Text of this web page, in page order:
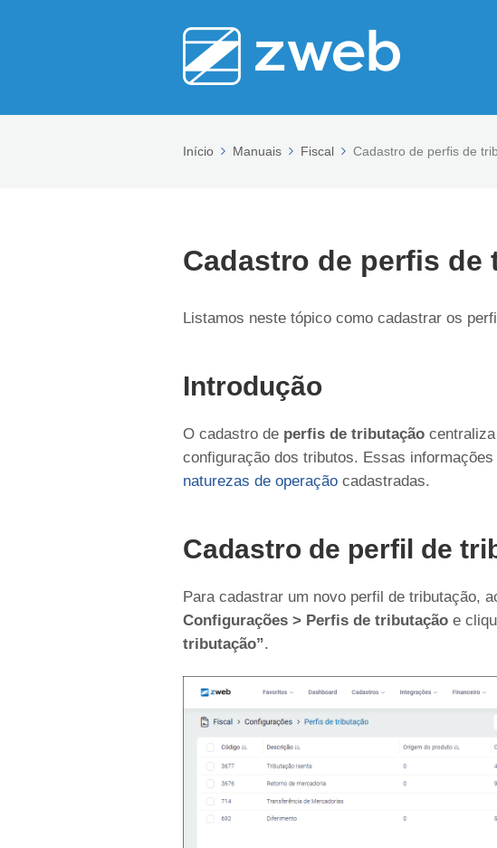
Início Manuais Fiscal Cadastro de perfis de
Cadastro de perfis de
Listamos neste tópico como cadastrar os
Introdução
O cadastro de perfis de tributação
configuração dos tributos. Essas
naturezas de operação cadastradas.
Cadastro de perfil de
Para cadastrar um novo perfil de tributação,
Configurações > Perfis de tributação e
tributação”.